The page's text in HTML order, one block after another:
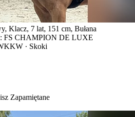
Klacz, 7 lat, 151 cm, Bułana
FS CHAMPION DE LUXE
· Skoki
Zapamiętane